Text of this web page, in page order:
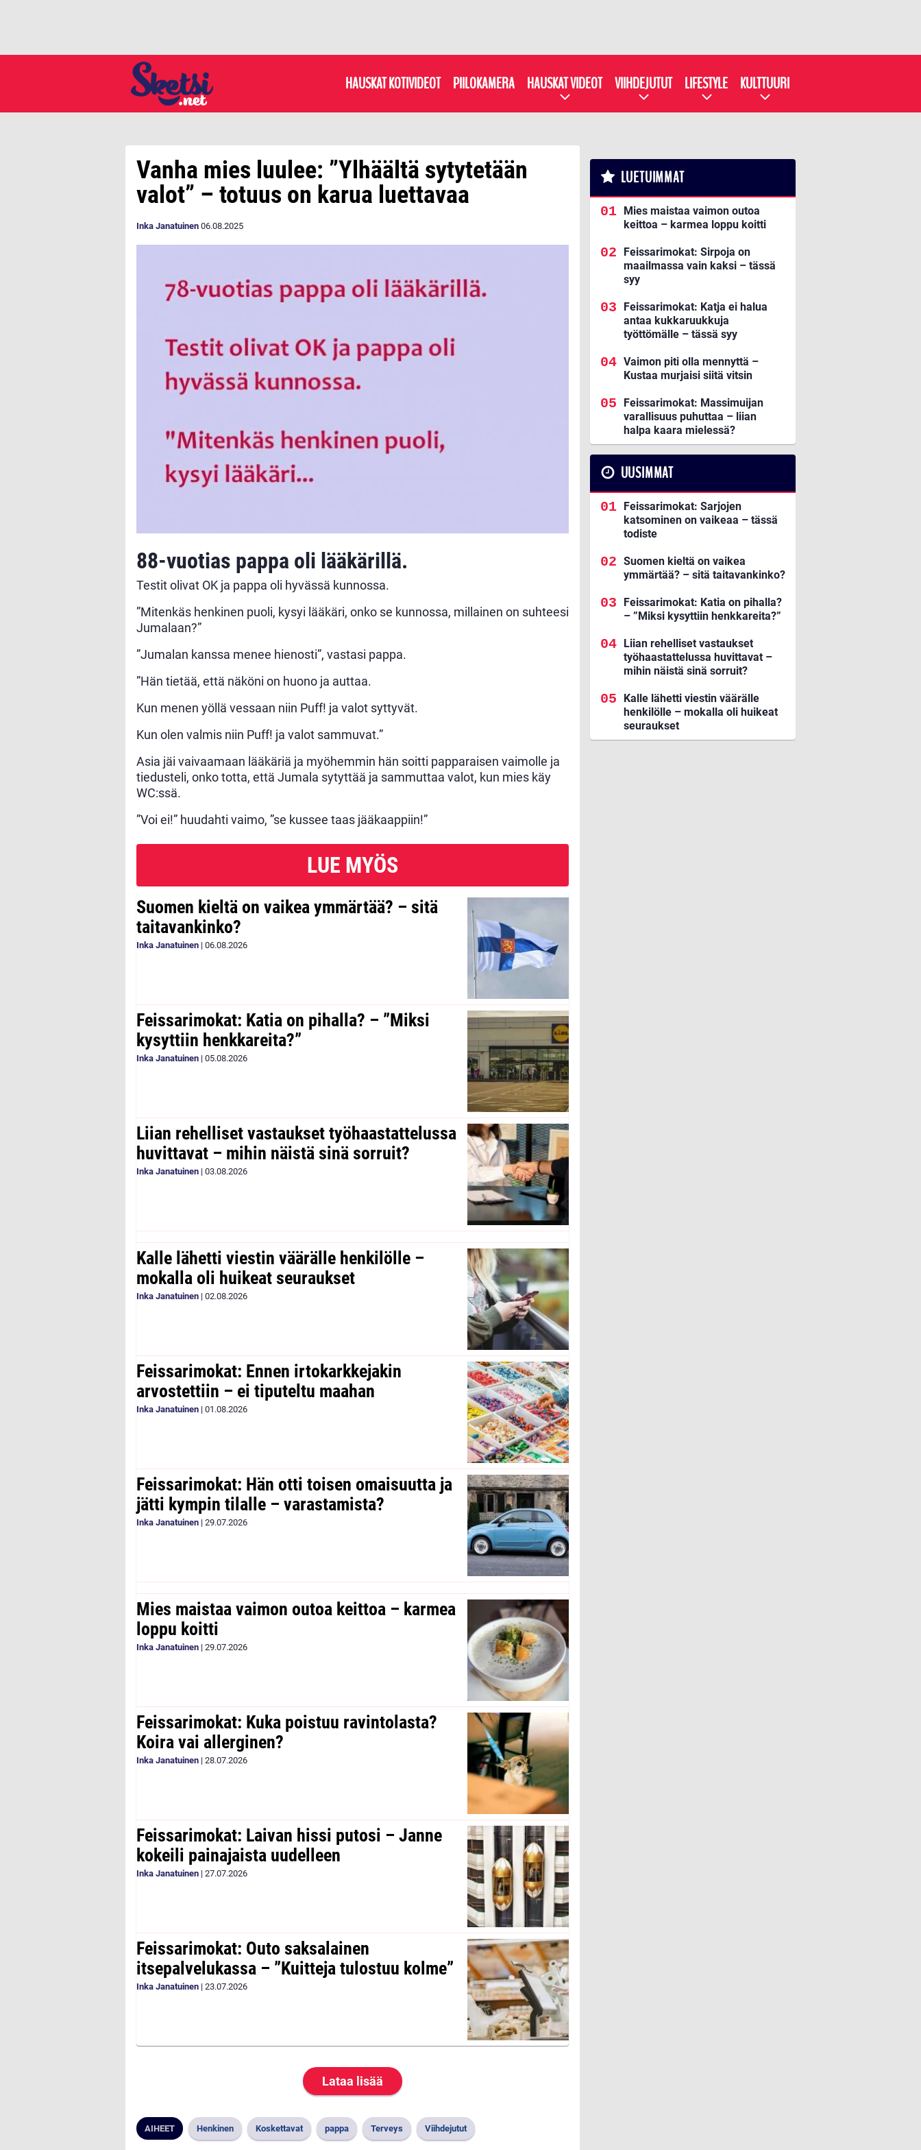
HAUSKAT KOTIVIDEOT PIILOKAMERA HAUSKAT VIDEOT VIIHDEJUTUT LIFESTYLE KULTTUURI
Vanha mies luulee: ”Ylhäältä sytytetään
valot” – totuus on karua luettavaa
Inka Janatuinen 06.08.2025
88-vuotias pappa oli lääkärillä.
Testit olivat OK ja pappa oli hyvässä kunnossa.
”Mitenkäs henkinen puoli, kysyi lääkäri, onko se kunnossa, millainen on suhteesi
Jumalaan?”
”Jumalan kanssa menee hienosti”, vastasi pappa.
”Hän tietää, että näköni on huono ja auttaa.
Kun menen yöllä vessaan niin Puff! ja valot syttyvät.
Kun olen valmis niin Puff! ja valot sammuvat.”
Asia jäi vaivaamaan lääkäriä ja myöhemmin hän soitti papparaisen vaimolle ja
tiedusteli, onko totta, että Jumala sytyttää ja sammuttaa valot, kun mies käy
WC:ssä.
”Voi ei!” huudahti vaimo, ”se kussee taas jääkaappiin!”
LUE MYÖS
Suomen kieltä on vaikea ymmärtää? – sitä
taitavankinko?
Inka Janatuinen | 06.08.2026
Feissarimokat: Katia on pihalla? – ”Miksi
kysyttiin henkkareita?”
Inka Janatuinen | 05.08.2026
Liian rehelliset vastaukset työhaastattelussa
huvittavat – mihin näistä sinä sorruit?
Inka Janatuinen | 03.08.2026
Kalle lähetti viestin väärälle henkilölle –
mokalla oli huikeat seuraukset
Inka Janatuinen | 02.08.2026
Feissarimokat: Ennen irtokarkkejakin
arvostettiin – ei tiputeltu maahan
Inka Janatuinen | 01.08.2026
Feissarimokat: Hän otti toisen omaisuutta ja
jätti kympin tilalle – varastamista?
Inka Janatuinen | 29.07.2026
Mies maistaa vaimon outoa keittoa – karmea
loppu koitti
Inka Janatuinen | 29.07.2026
Feissarimokat: Kuka poistuu ravintolasta?
Koira vai allerginen?
Inka Janatuinen | 28.07.2026
Feissarimokat: Laivan hissi putosi – Janne
kokeili painajaista uudelleen
Inka Janatuinen | 27.07.2026
Feissarimokat: Outo saksalainen
itsepalvelukassa – ”Kuitteja tulostuu kolme”
Inka Janatuinen | 23.07.2026
Lataa lisää
AIHEET Henkinen Koskettavat pappa Terveys Viihdejutut
LUETUIMMAT
Mies maistaa vaimon outoa
keittoa – karmea loppu koitti
Feissarimokat: Sirpoja on
maailmassa vain kaksi – tässä
syy
Feissarimokat: Katja ei halua
antaa kukkaruukkuja
työttömälle – tässä syy
Vaimon piti olla mennyttä –
Kustaa murjaisi siitä vitsin
Feissarimokat: Massimuijan
varallisuus puhuttaa – liian
halpa kaara mielessä?
UUSIMMAT
Feissarimokat: Sarjojen
katsominen on vaikeaa – tässä
todiste
Suomen kieltä on vaikea
ymmärtää? – sitä taitavankinko?
Feissarimokat: Katia on pihalla?
– ”Miksi kysyttiin henkkareita?”
Liian rehelliset vastaukset
työhaastattelussa huvittavat –
mihin näistä sinä sorruit?
Kalle lähetti viestin väärälle
henkilölle – mokalla oli huikeat
seuraukset